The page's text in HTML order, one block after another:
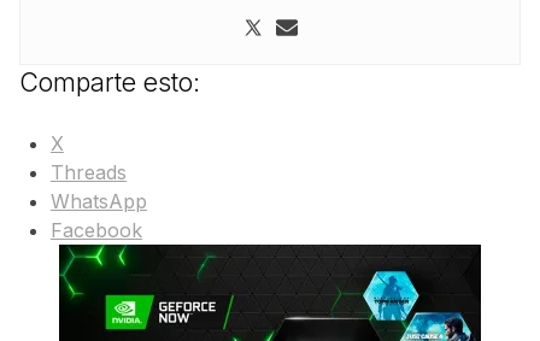
Comparte esto:
X
Threads
WhatsApp
Facebook